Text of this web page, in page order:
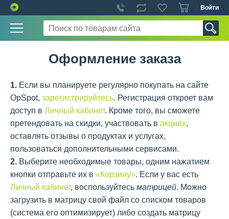
Войти
Оформление заказа
1. Если вы планируете регулярно покупать на сайте
OpSpot, зарегистрируйтесь. Регистрация откроет вам
доступ в Личный кабинет. Кроме того, вы сможете
претендовать на скидки, участвовать в акциях,
оставлять отзывы о продуктах и услугах,
пользоваться дополнительными сервисами.
2. Выберите необходимые товары, одним нажатием
кнопки отправьте их в «Корзину». Если у вас есть
Личный кабинет, воспользуйтесь матрицей. Можно
загрузить в матрицу свой файл со списком товаров
(система его оптимизирует) либо создать матрицу